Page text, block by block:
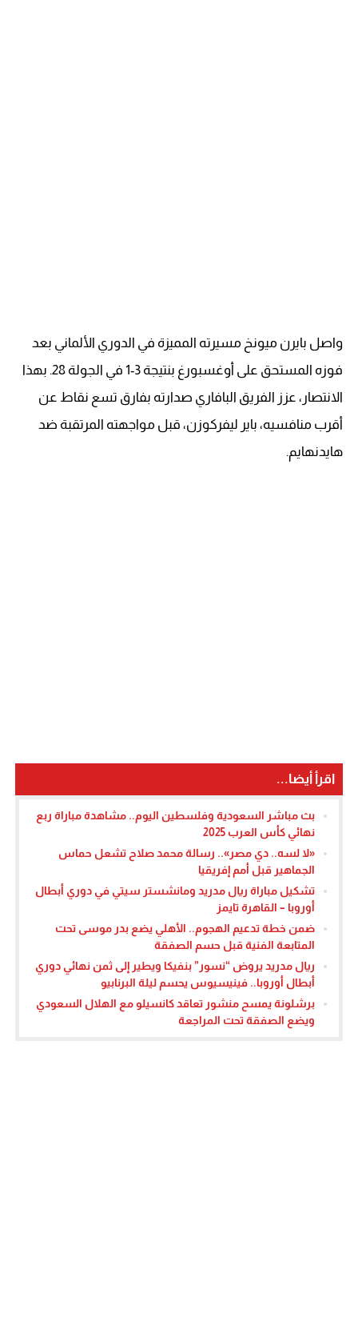
واصل بايرن ميونخ مسيرته المميزة في الدوري الألماني بعد
فوزه المستحق على أوغسبورغ بنتيجة 3-1 في الجولة 28. بهذا
الانتصار، عزز الفريق البافاري صدارته بفارق تسع نقاط عن
أقرب منافسيه، باير ليفركوزن، قبل مواجهته المرتقبة ضد
هايدنهايم.
اقرأ أيضا...
بث مباشر السعودية وفلسطين اليوم.. مشاهدة مباراة ربع
نهائي كأس العرب 2025
«لا لسه.. دي مصر».. رسالة محمد صلاح تشعل حماس
الجماهير قبل أمم إفريقيا
تشكيل مباراة ريال مدريد ومانشستر سيتي في دوري أبطال
أوروبا – القاهرة تايمز
ضمن خطة تدعيم الهجوم.. الأهلي يضع بدر موسى تحت
المتابعة الفنية قبل حسم الصفقة
ريال مدريد يروض “نسور” بنفيكا ويطير إلى ثمن نهائي دوري
أبطال أوروبا.. فينيسيوس يحسم ليلة البرنابيو
برشلونة يمسح منشور تعاقد كانسيلو مع الهلال السعودي
ويضع الصفقة تحت المراجعة